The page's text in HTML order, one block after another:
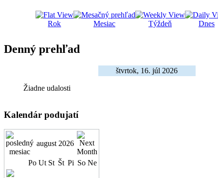
Rok Mesiac Týždeň Dnes
Denný prehľad
štvrtok, 16. júl 2026
Žiadne udalosti
Kalendár podujatí
august 2026
Po Ut St Št Pi So Ne